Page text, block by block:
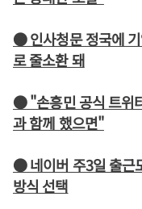
● 인사청문 정국에
로 줄소환 돼
● "손흥민 공식 트위
과 함께 했으면"
● 네이버 주3일 출근
방식 선택